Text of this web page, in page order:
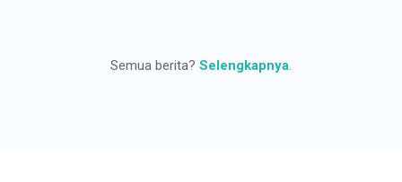
Semua berita? Selengkapnya